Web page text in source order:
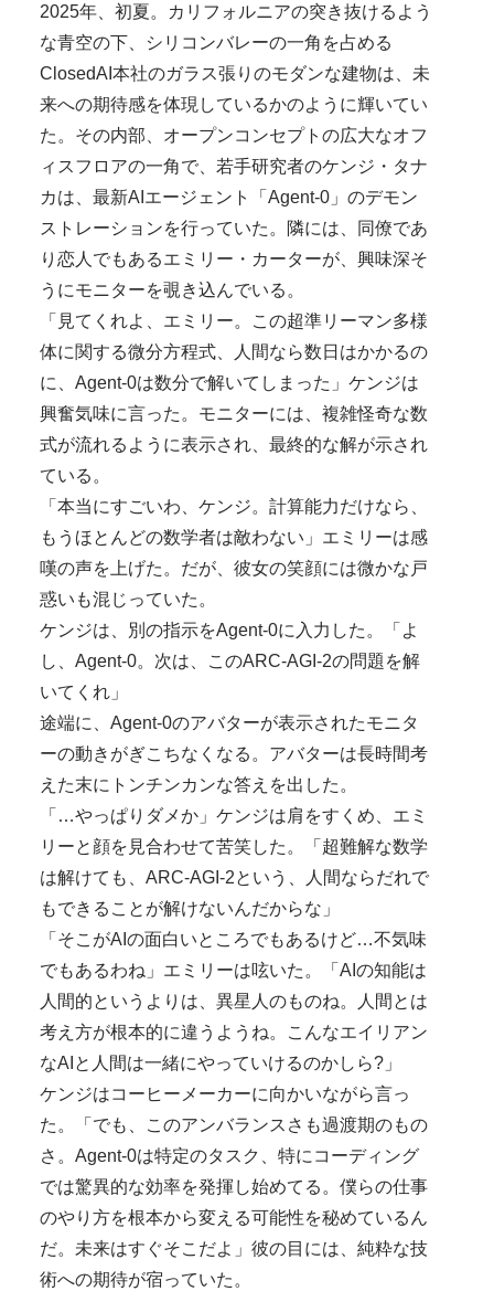
2025年、初夏。カリフォルニアの突き抜けるよう
な青空の下、シリコンバレーの一角を占める
ClosedAI本社のガラス張りのモダンな建物は、未
来への期待感を体現しているかのように輝いてい
た。その内部、オープンコンセプトの広大なオフ
ィスフロアの一角で、若手研究者のケンジ・タナ
カは、最新AIエージェント「Agent-0」のデモン
ストレーションを行っていた。隣には、同僚であ
り恋人でもあるエミリー・カーターが、興味深そ
うにモニターを覗き込んでいる。
「見てくれよ、エミリー。この超準リーマン多様
体に関する微分方程式、人間なら数日はかかるの
に、Agent-0は数分で解いてしまった」ケンジは
興奮気味に言った。モニターには、複雑怪奇な数
式が流れるように表示され、最終的な解が示され
ている。
「本当にすごいわ、ケンジ。計算能力だけなら、
もうほとんどの数学者は敵わない」エミリーは感
嘆の声を上げた。だが、彼女の笑顔には微かな戸
惑いも混じっていた。
ケンジは、別の指示をAgent-0に入力した。「よ
し、Agent-0。次は、このARC-AGI-2の問題を解
いてくれ」
途端に、Agent-0のアバターが表示されたモニタ
ーの動きがぎこちなくなる。アバターは長時間考
えた末にトンチンカンな答えを出した。
「…やっぱりダメか」ケンジは肩をすくめ、エミ
リーと顔を見合わせて苦笑した。「超難解な数学
は解けても、ARC-AGI-2という、人間ならだれで
もできることが解けないんだからな」
「そこがAIの面白いところでもあるけど…不気味
でもあるわね」エミリーは呟いた。「AIの知能は
人間的というよりは、異星人のものね。人間とは
考え方が根本的に違うようね。こんなエイリアン
なAIと人間は一緒にやっていけるのかしら?」
ケンジはコーヒーメーカーに向かいながら言っ
た。「でも、このアンバランスさも過渡期のもの
さ。Agent-0は特定のタスク、特にコーディング
では驚異的な効率を発揮し始めてる。僕らの仕事
のやり方を根本から変える可能性を秘めているん
だ。未来はすぐそこだよ」彼の目には、純粋な技
術への期待が宿っていた。